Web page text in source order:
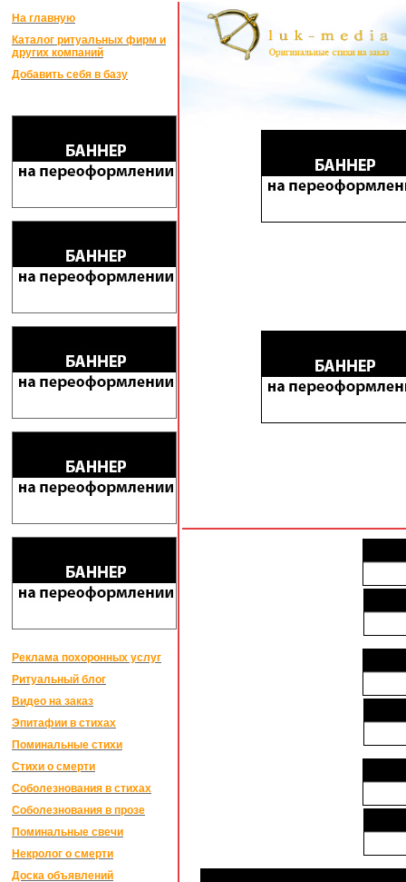
На главную
Каталог ритуальных фирм и
других компаний
Добавить себя в базу
Реклама похоронных услуг
Ритуальный блог
Видео на заказ
Эпитафии в стихах
Поминальные стихи
Стихи о смерти
Соболезнования в стихах
Соболезнования в прозе
Поминальные свечи
Некролог о смерти
Доска объявлений